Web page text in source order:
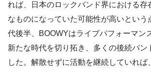
れば、日本のロックバンド界における存
なものになっていた可能性が高いという
代後半、BOOWYはライブパフォーマン
新たな時代を切り拓き、多くの後続バン
した。解散せずに活動を継続していれば